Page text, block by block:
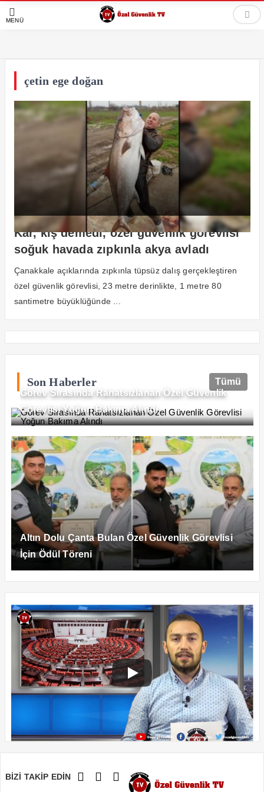
MENÜ
çetin ege doğan
Kar, kış demedi, özel güvenlik görevlisi
soğuk havada zıpkınla akya avladı
Çanakkale açıklarında zıpkınla tüpsüz dalış gerçekleştiren
özel güvenlik görevlisi, 23 metre derinlikte, 1 metre 80
santimetre büyüklüğünde ...
Son Haberler
Tümü
Görev Sırasında Rahatsızlanan Özel Güvenlik
Görevlisi Yoğun Bakıma Alındı
Altın Dolu Çanta Bulan Özel Güvenlik Görevlisi
İçin Ödül Töreni
BİZİ TAKİP EDİN